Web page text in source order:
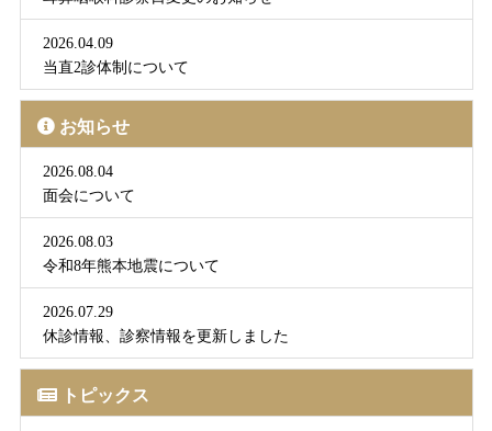
2026.04.09
当直2診体制について
お知らせ
2026.08.04
面会について
2026.08.03
令和8年熊本地震について
2026.07.29
休診情報、診察情報を更新しました
トピックス